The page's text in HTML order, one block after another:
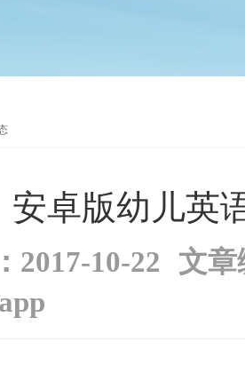
安卓版幼儿英
2017-10-22
文章